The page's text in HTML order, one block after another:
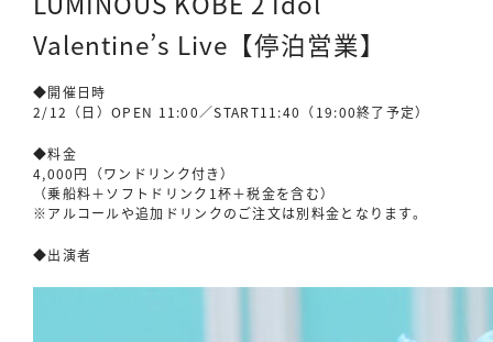
Valentine’s Live【停泊営業】
◆開催日時
2/12（日）OPEN 11:00／START11:40（19:00終了予定）
◆料金
4,000円（ワンドリンク付き）
（乗船料＋ソフトドリンク1杯＋税金を含む）
※アルコールや追加ドリンクのご注文は別料金となります。
◆出演者